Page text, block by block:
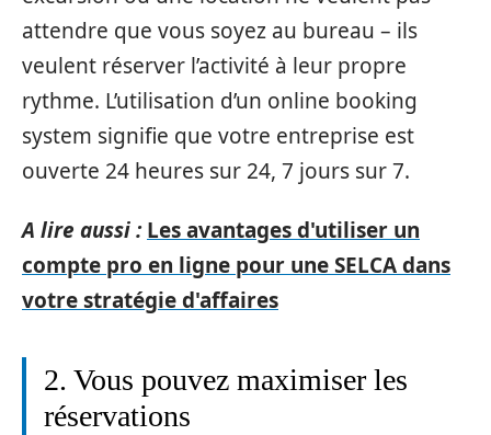
attendre que vous soyez au bureau – ils
veulent réserver l’activité à leur propre
rythme. L’utilisation d’un online booking
system signifie que votre entreprise est
ouverte 24 heures sur 24, 7 jours sur 7.
A lire aussi : Les avantages d'utiliser un
compte pro en ligne pour une SELCA dans
votre stratégie d'affaires
2. Vous pouvez maximiser les
réservations